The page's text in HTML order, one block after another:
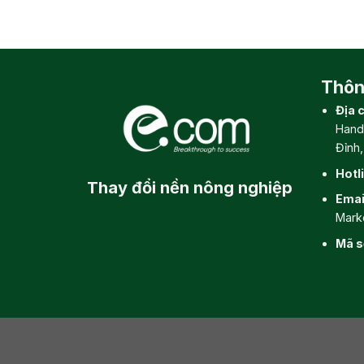
Thay đổi nền nông nghiệp
Địa
Mã